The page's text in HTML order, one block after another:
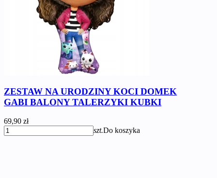
ZESTAW NA URODZINY KOCI DOMEK
GABI BALONY TALERZYKI KUBKI
69,90 zł
szt.Do koszyka